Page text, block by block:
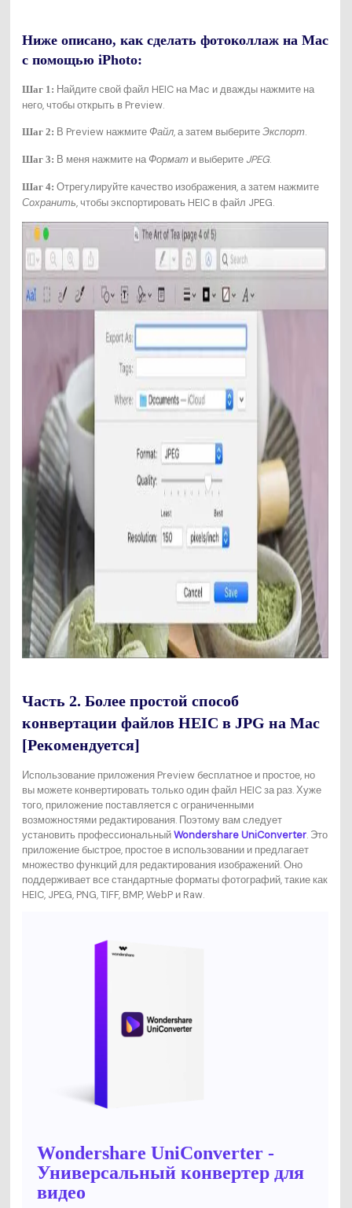
Ниже описано, как сделать фотоколлаж на Mac
с помощью iPhoto:
Шаг 1: Найдите свой файл HEIC на Mac и дважды нажмите на
него, чтобы открыть в Preview.
Шаг 2: В Preview нажмитеФайл, а затем выберитеЭкспорт.
Шаг 3: В меня нажмите наФормат и выберите JPEG.
Шаг 4: Отрегулируйте качество изображения, а затем нажмите
Сохранить, чтобы экспортировать HEIC в файл JPEG.
Часть 2. Более простой способ
конвертации файлов HEIC в JPG на Mac
[Рекомендуется]
Использование приложения Preview бесплатное и простое, но
вы можете конвертировать только один файл HEIC за раз. Хуже
того, приложение поставляется с ограниченными
возможностями редактирования. Поэтому вам следует
установить профессиональныйWondershare UniConverter. Это
приложение быстрое, простое в использовании и предлагает
множество функций для редактирования изображений. Оно
поддерживает все стандартные форматы фотографий, такие как
HEIC, JPEG, PNG, TIFF, BMP, WebP и Raw.
Wondershare UniConverter -
Универсальный конвертер для
видео